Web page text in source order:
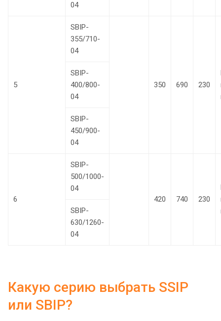
04
5
SBIP-
355/710-
04
350 690 230
SBIP-
400/800-
04
SBIP-
450/900-
04
6
SBIP-
500/1000-
04
420
740 230
SBIP-
630/1260-
04
Какую серию выбрать SSIP
или SBIP?